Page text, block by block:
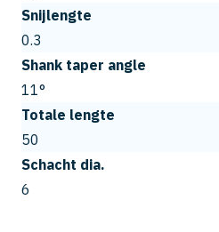
Snijlengte
0.3
Shank taper angle
11°
Totale lengte
50
Schacht dia.
6